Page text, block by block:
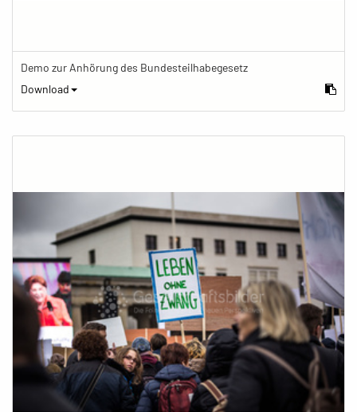
Demo zur Anhörung des Bundesteilhabegesetz
Download